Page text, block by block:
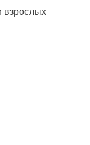
взрослых